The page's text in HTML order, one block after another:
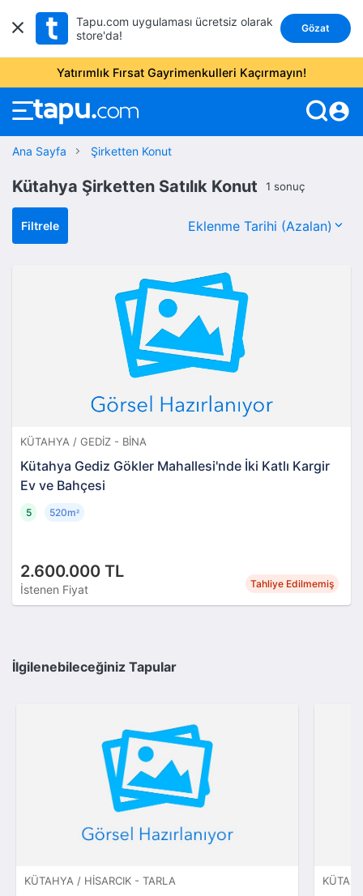
Tapu.com uygulaması ücretsiz olarak
store'da!
Gözat
Yatırımlık Fırsat Gayrimenkulleri Kaçırmayın!
account_circle
Ana Sayfa Şirketten Konut
Kütahya Şirketten Satılık Konut 1 sonuç
Filtrele
KÜTAHYA / GEDIZ - BINA
Kütahya Gediz Gökler Mahallesi'nde İki Katlı Kargir
Ev ve Bahçesi
2.600.000 TL
İstenen Fiyat Tahliye Edilmemiş
5 520m²
İlgilenebileceğiniz Tapular
KÜTAHYA / HISARCIK - TARLA